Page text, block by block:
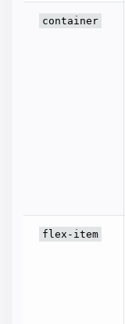
container
flex-item